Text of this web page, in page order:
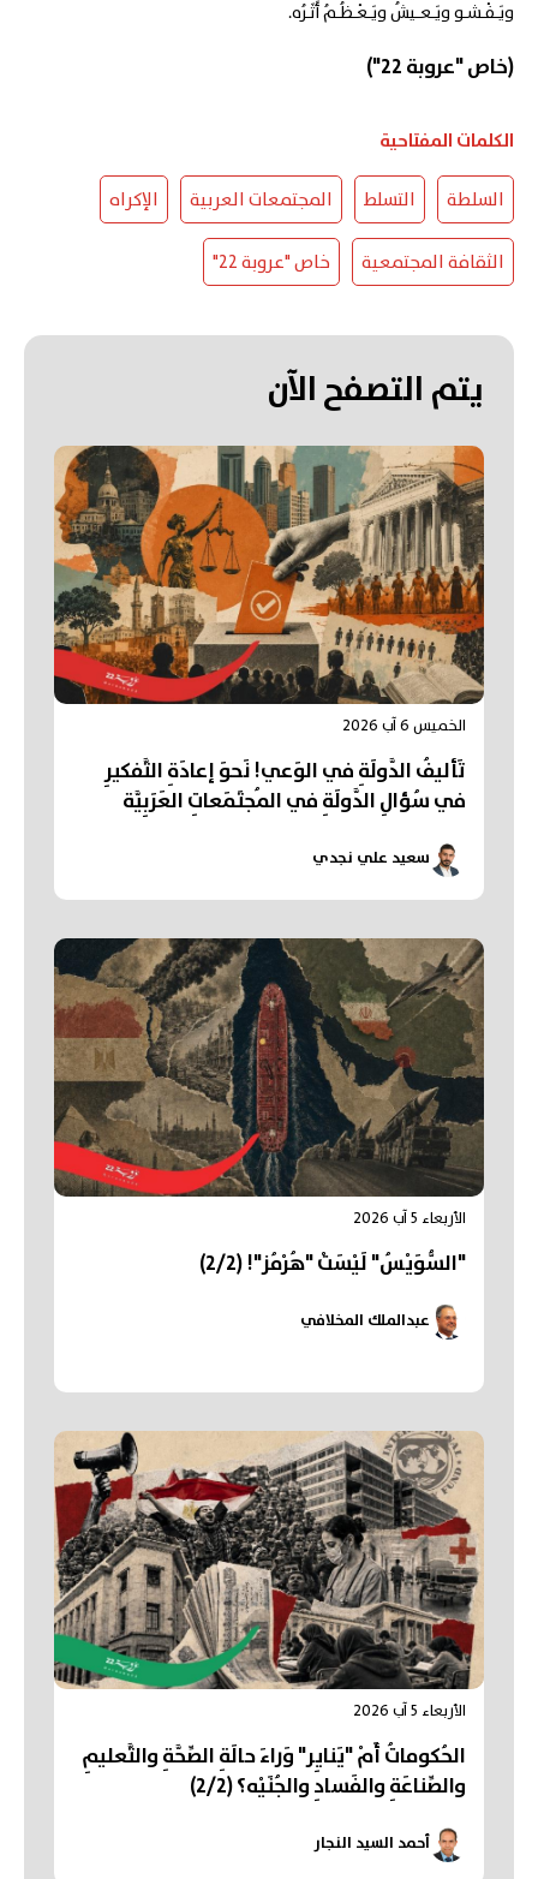
ويَـفْـشـو ويَـعـيشُ ويَـعْـظُـمُ أَثَـرُه.
(خاص "عروبة 22")
الكلمات المفتاحية
السلطة التسلط المجتمعات العربية الإكراه
الثقافة المجتمعية خاص "عروبة 22"
يتم التصفح الآن
الخميس 6 آب 2026
تَأليفُ الدَّولَةِ في الوَعي! نَحوَ إعادَةِ التَّفكيرِ
في سُؤالِ الدَّولَةِ في المُجتَمَعاتِ العَرَبِيَّة
سعيد علي نجدي
الأربعاء 5 آب 2026
"السُّوَيْسُ" لَيْسَتْ "هُرْمُز"! (2/2)
عبدالملك المخلافي
الأربعاء 5 آب 2026
الحُكوماتُ أَمْ "يَنايِر" وَراءَ حالَةِ الصِّحَّةِ والتَّعليمِ
والصِّناعَةِ والفَسادِ والجُنَيْه؟ (2/2)
أحمد السيد النجار